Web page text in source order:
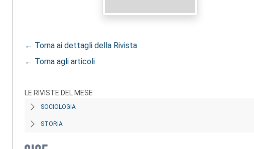
← Torna ai dettagli della Rivista
← Torna agli articoli
LE RIVISTE DEL MESE
SOCIOLOGIA
STORIA